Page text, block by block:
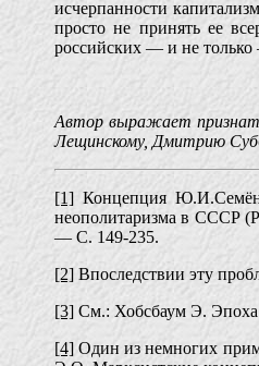
исчерпанности
просто не принять ее
российских — и не только
Автор выражает
Лещинскому, Дмитрию
[1] Концепция
неополитаризма в СССР
— С. 149-235.
[2] Впоследствии эту
[3] См.: Хобсбаум Э.
[4] Один из немногих